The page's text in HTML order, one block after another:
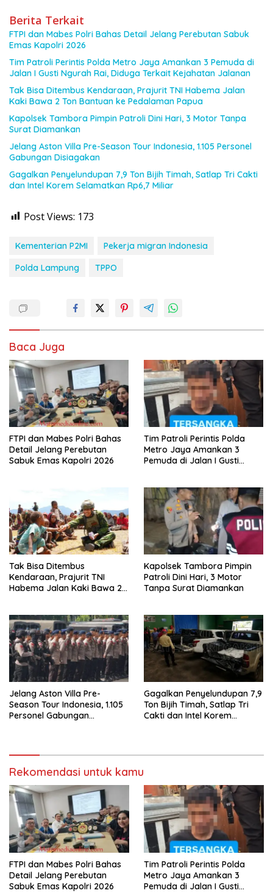
Berita Terkait
FTPI dan Mabes Polri Bahas Detail Jelang Perebutan Sabuk
Emas Kapolri 2026
Tim Patroli Perintis Polda Metro Jaya Amankan 3 Pemuda di
Jalan I Gusti Ngurah Rai, Diduga Terkait Kejahatan Jalanan
Tak Bisa Ditembus Kendaraan, Prajurit TNI Habema Jalan
Kaki Bawa 2 Ton Bantuan ke Pedalaman Papua
Kapolsek Tambora Pimpin Patroli Dini Hari, 3 Motor Tanpa
Surat Diamankan
Jelang Aston Villa Pre-Season Tour Indonesia, 1.105 Personel
Gabungan Disiagakan
Gagalkan Penyelundupan 7,9 Ton Bijih Timah, Satlap Tri Cakti
dan Intel Korem Selamatkan Rp6,7 Miliar
Post Views: 173
Kementerian P2MI
Pekerja migran Indonesia
Polda Lampung
TPPO
Baca Juga
FTPI dan Mabes Polri Bahas
Detail Jelang Perebutan
Sabuk Emas Kapolri 2026
Tim Patroli Perintis Polda
Metro Jaya Amankan 3
Pemuda di Jalan I Gusti
Tak Bisa Ditembus
Kendaraan, Prajurit TNI
Habema Jalan Kaki Bawa 2
Kapolsek Tambora Pimpin
Patroli Dini Hari, 3 Motor
Tanpa Surat Diamankan
Jelang Aston Villa Pre-
Season Tour Indonesia, 1.105
Personel Gabungan
Gagalkan Penyelundupan 7,9
Ton Bijih Timah, Satlap Tri
Cakti dan Intel Korem
Rekomendasi untuk kamu
FTPI dan Mabes Polri Bahas
Detail Jelang Perebutan
Sabuk Emas Kapolri 2026
Tim Patroli Perintis Polda
Metro Jaya Amankan 3
Pemuda di Jalan I Gusti